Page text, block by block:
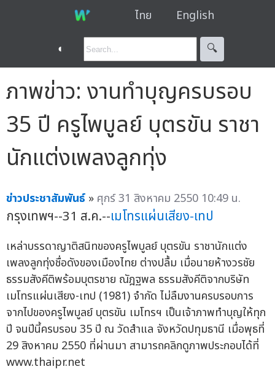
ไทย English
◐ 🔍︎
ภาพข่าว: งานทำบุญครบรอบ
35 ปี ครูไพบูลย์ บุตรขัน ราชา
นักแต่งเพลงลูกทุ่ง
ข่าวประชาสัมพันธ์ » ศุกร์ 31 สิงหาคม 2550 10:49 น.
กรุงเทพฯ--31 ส.ค.--เมโทรแผ่นเสียง-เทป
เหล่าบรรดาญาติสนิทของครูไพบูลย์ บุตรขัน ราชานักแต่ง
เพลงลูกทุ่งชื่อดังของเมืองไทย ต่างปลื้ม เมื่อนายห้างวรชัย
ธรรมสังคีติพร้อมบุตรชาย ณัฎฐพล ธรรมสังคีติจากบริษัท
เมโทรแผ่นเสียง-เทป (1981) จำกัด ไม่ลืมงานครบรอบการ
จากไปของครูไพบูลย์ บุตรขัน เมโทรฯ เป็นเจ้าภาพทำบุญให้ทุก
ปี จนปีนี้ครบรอบ 35 ปี ณ วัดสำแล จังหวัดปทุมธานี เมื่อพุธที่
29 สิงหาคม 2550 ที่ผ่านมา สามารถคลิกดูภาพประกอบได้ที่
www.thaipr.net